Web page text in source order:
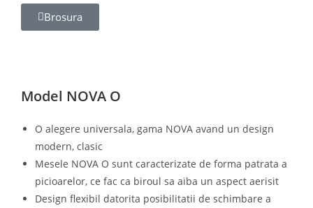
Brosura
Model NOVA O
O alegere universala, gama NOVA avand un design
modern, clasic
Mesele NOVA O sunt caracterizate de forma patrata a
picioarelor, ce fac ca biroul sa aiba un aspect aerisit
Design flexibil datorita posibilitatii de schimbare a